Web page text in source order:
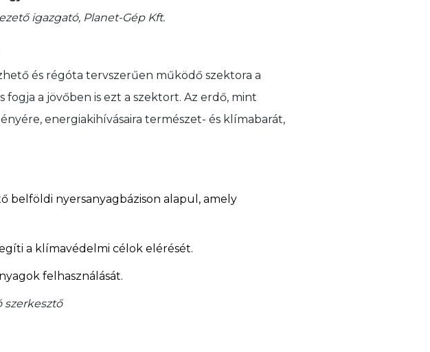
igazgató, Planet-Gép Kft.
és régóta tervszerűen működő szektora a
a jövőben is ezt a szektort. Az erdő, mint
energiakihívásaira természet- és klímabarát,
nyersanyagbázison alapul, amely
a klímavédelmi célok elérését.
felhasználását.
szerkesztő